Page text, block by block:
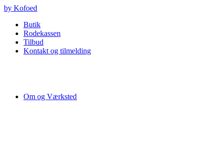
Videre
indhold
by Kofoed
Butik
Rodekassen
Tilbud
Kontakt og tilmelding
Om og Værksted